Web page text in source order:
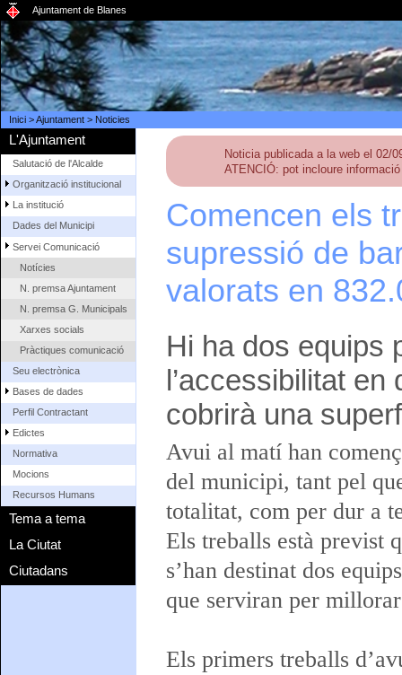
Ajuntament de Blanes
Inici>Ajuntament> Noticies
L'Ajuntament
Salutació de l'Alcalde
Organització institucional
La institució
Dades del Municipi
Servei Comunicació
Notícies
N. premsa Ajuntament
N. premsa G. Municipals
Xarxes socials
Pràctiques comunicació
Seu electrònica
Bases de dades
Perfil Contractant
Edictes
Normativa
Mocions
Recursos Humans
Tema a tema
La Ciutat
Ciutadans
Noticia publicada a la web el 02/
ATENCIÓ: pot incloure
Comencen els
supressió de
valorats en
Hi ha dos equips
l’accessibilitat
cobrirà una
Avui al matí han
del municipi, tant pel
totalitat, com per dur a
Els treballs està previst
s’han destinat dos
que serviran per
Els primers treballs